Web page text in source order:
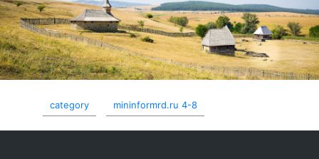
category mininformrd.ru 4-8